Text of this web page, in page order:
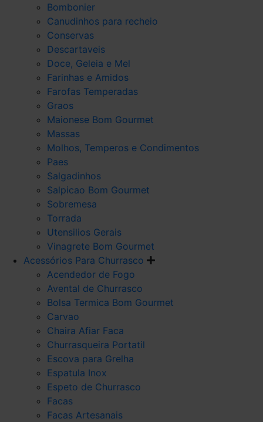
Bombonier
Canudinhos para recheio
Conservas
Descartaveis
Doce, Geleia e Mel
Farinhas e Amidos
Farofas Temperadas
Graos
Maionese Bom Gourmet
Massas
Molhos, Temperos e Condimentos
Paes
Salgadinhos
Salpicao Bom Gourmet
Sobremesa
Torrada
Utensilios Gerais
Vinagrete Bom Gourmet
Acessórios Para Churrasco
Acendedor de Fogo
Avental de Churrasco
Bolsa Termica Bom Gourmet
Carvao
Chaira Afiar Faca
Churrasqueira Portatil
Escova para Grelha
Espatula Inox
Espeto de Churrasco
Facas
Facas Artesanais